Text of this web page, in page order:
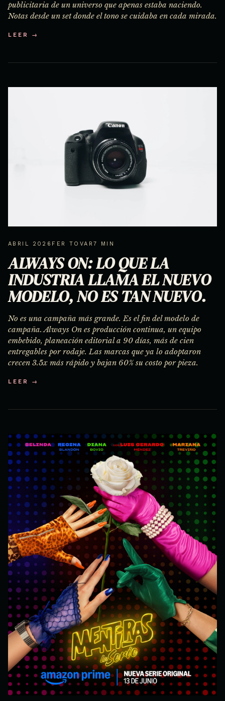
publicitaria de un universo que apenas estaba naciendo.
Notas desde un set donde el tono se cuidaba en cada mirada.
LEER →
ABRIL 2026 FER TOVAR7 MIN
ALWAYS ON: LO QUE LA
INDUSTRIA LLAMA EL NUEVO
MODELO, NO ES TAN NUEVO.
No es una campaña más grande. Es el fin del modelo de
campaña. Always On es producción continua, un equipo
embebido, planeación editorial a 90 días, más de cien
entregables por rodaje. Las marcas que ya lo adoptaron
crecen 3.5x más rápido y bajan 60% su costo por pieza.
LEER →